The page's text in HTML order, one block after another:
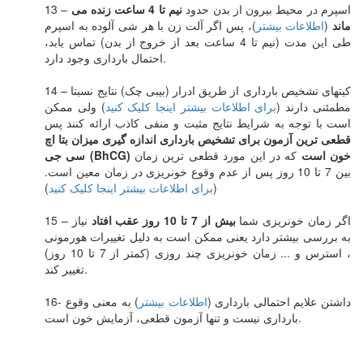
13 – اسپرم در محیط بیرون از بدن حدود
نیم تا 4 ساعت زنده می
ماند(اطلاعات بیشتر )، پس اگر آلت زن با هر شی آلوده به اسپرم
طی این مدت (نیم تا 4 ساعت بعد از خروج از بدن) تماس یابد،
احتمال بارداری وجود دارد.
14 – کیتهای تشخیص بارداری از طریق ادرار (بیبی چک) نتایج نسبتا
مطمئنی دارند (برای اطلاعات بیشتر اینجا کلیک کنید) ولی ممکن
است با توجه به شرایط نتایج مثبت و منفی کاذب ارائه کنند پس
قطعی ترین آزمون برای تشخیص بارداری اندازه گیری میزان بتا اچ
سی جی (BhCG) خون است که در این مورد قطعی ترین زمان
بین 7 تا 10 روز پس از عدم وقوع خونریزی در زمان معین است.
(برای اطلاعات بیشتر اینجا کلیک کنید)
15 – اگر زمان خونریزی شمابیش از 7 تا 10 روز عقب افتاد
نیاز
به بررسی بیشتر دارد یعنی ممکن است به دلیل تغییرات هورمونی
، استرس و ... زمان خونریزی چند روزی (کمتر از 7 تا 10 روز)
تغییر کند.
16- داشتن علایم احتمالی بارداری (اطلاعات بیشتر ) به معنی وقوع
بارداری نیست و تنها آزمون قطعی، آزمایش خون است.